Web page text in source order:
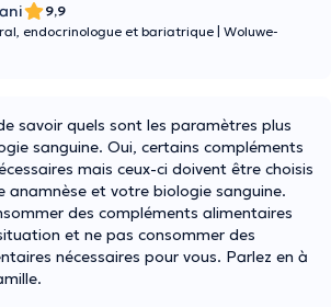
9,9
endocrinologue et bariatrique
Woluwe-
savoir quels sont les paramètres plus
sanguine. Oui, certains compléments
mais ceux-ci doivent être choisis
anamnèse et votre biologie sanguine.
des compléments alimentaires
et ne pas consommer des
nécessaires pour vous. Parlez en à